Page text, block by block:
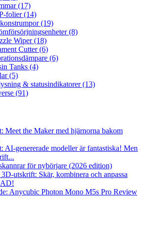
(17)
folier (14)
(19)
(8)
Wiper (18)
Cutter (6)
(6)
Tanks (4)
(5)
& statusindikatorer (13)
(91)
Meet the Maker med hjärnorna bakom
AI-genererade modeller är fantastiska! Men
för nybörjare (2026 edition)
utskrift: Skär, kombinera och anpassa
Anycubic Photon Mono M5s Pro Review